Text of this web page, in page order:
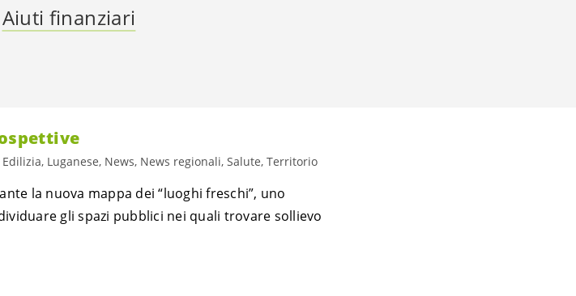
Aiuti finanziari
Luganese, News, News regionali, Salute, Territorio
la nuova mappa dei “luoghi freschi”, uno
gli spazi pubblici nei quali trovare sollievo